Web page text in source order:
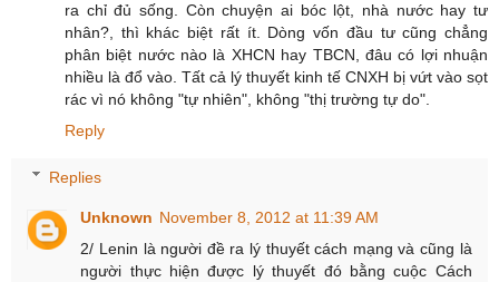
ra chỉ đủ sống. Còn chuyện ai bóc lột, nhà nước hay tư
nhân?, thì khác biệt rất ít. Dòng vốn đầu tư cũng chẳng
phân biệt nước nào là XHCN hay TBCN, đâu có lợi nhuận
nhiều là đổ vào. Tất cả lý thuyết kinh tế CNXH bị vứt vào sọt
rác vì nó không "tự nhiên", không "thị trường tự do".
Reply
Replies
Unknown November 8, 2012 at 11:39 AM
2/ Lenin là người đề ra lý thuyết cách mạng và cũng là
người thực hiện được lý thuyết đó bằng cuộc Cách